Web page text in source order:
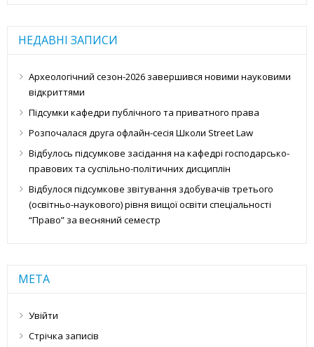
НЕДАВНІ ЗАПИСИ
Археологічний сезон-2026 завершився новими науковими
відкриттями
Підсумки кафедри публічного та приватного права
Розпочалася друга офлайн-сесія Школи Street Law
Відбулось підсумкове засідання на кафедрі господарсько-
правових та суспільно-політичних дисциплін
Відбулося підсумкове звітування здобувачів третього
(освітньо-наукового) рівня вищої освіти спеціальності
“Право” за весняний семестр
МЕТА
Увійти
Стрічка записів